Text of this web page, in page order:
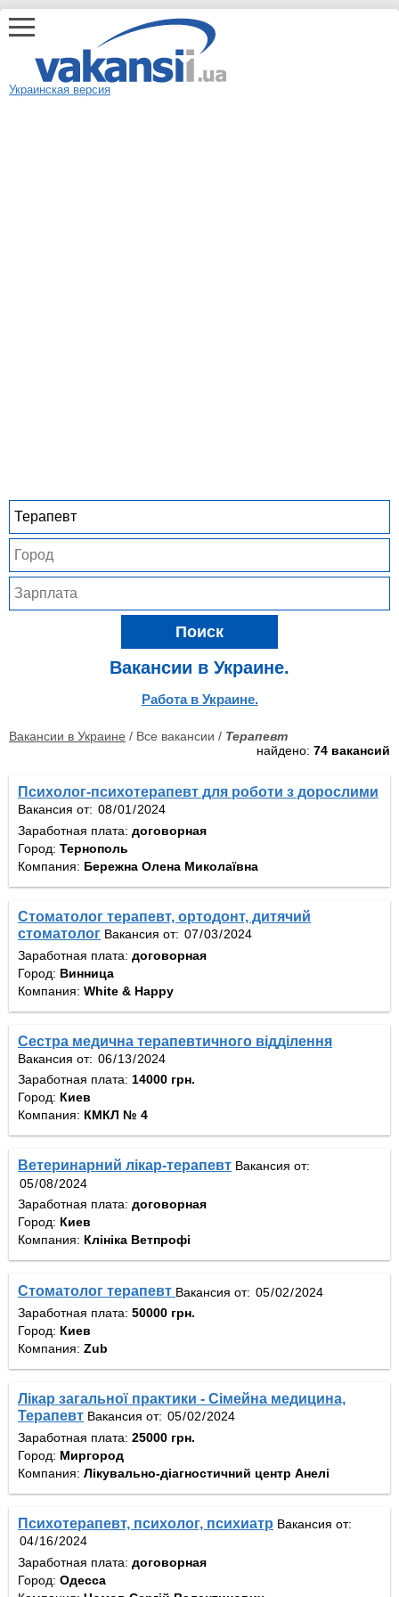
Украинская версия
Поиск
Вакансии в Украине.
Работа в Украине.
Вакансии в Украине / Все вакансии / Терапевт
найдено: 74 вакансий
Психолог-психотерапевт для роботи з дорослими
Вакансия от:
Заработная плата: договорная
Город: Тернополь
Компания: Бережна Олена Миколаївна
Стоматолог терапевт, ортодонт, дитячий
стоматолог Вакансия от:
Заработная плата: договорная
Город: Винница
Компания: White & Happy
Сестра медична терапевтичного відділення
Вакансия от:
Заработная плата: 14000 грн.
Город: Киев
Компания: КМКЛ № 4
Ветеринарний лікар-терапевт Вакансия от:
Заработная плата: договорная
Город: Киев
Компания: Клініка Ветпрофі
Стоматолог терапевт Вакансия от:
Заработная плата: 50000 грн.
Город: Киев
Компания: Zub
Лікар загальної практики - Сімейна медицина,
Терапевт Вакансия от:
Заработная плата: 25000 грн.
Город: Миргород
Компания: Лікувально-діагностичний центр Анелі
Психотерапевт, психолог, психиатр Вакансия от:
Заработная плата: договорная
Город: Одесса